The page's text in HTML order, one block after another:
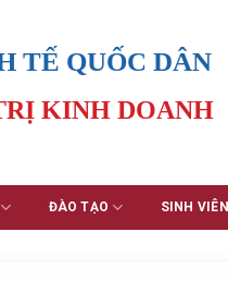
TẾ QUỐC DÂN
KINH DOANH
ĐÀO TẠO SINH VIÊN